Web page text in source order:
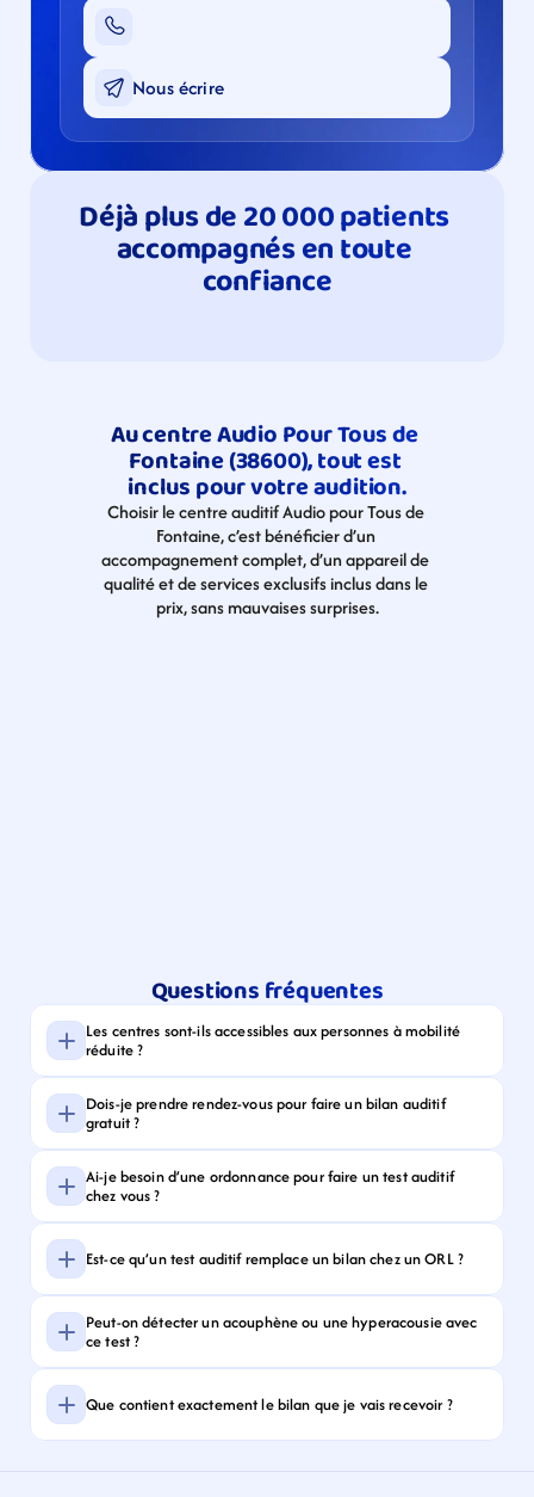
Nous écrire
Déjà plus de 20 000 patients
accompagnés en toute
confiance
Au centre Audio Pour Tous de
Fontaine (38600), tout est
inclus pour votre audition.
Choisir le centre auditif Audio pour Tous de
Fontaine, c’est bénéficier d’un
accompagnement complet, d’un appareil de
qualité et de services exclusifs inclus dans le
prix, sans mauvaises surprises.
Questions fréquentes
Les centres sont-ils accessibles aux personnes à mobilité
réduite ?
Dois-je prendre rendez-vous pour faire un bilan auditif
gratuit ?
Ai-je besoin d’une ordonnance pour faire un test auditif
chez vous ?
Est-ce qu’un test auditif remplace un bilan chez un ORL ?
Peut-on détecter un acouphène ou une hyperacousie avec
ce test ?
Que contient exactement le bilan que je vais recevoir ?